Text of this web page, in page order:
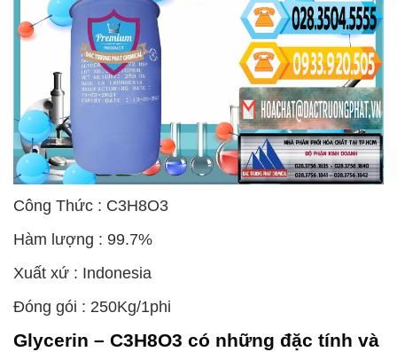
Công Thức : C3H8O3
Hàm lượng : 99.7%
Xuất xứ : Indonesia
Đóng gói : 250Kg/1phi
Glycerin – C3H8O3 có những đặc tính và